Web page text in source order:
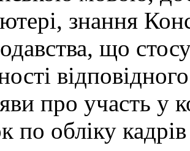
знання
що
про участь у
по обліку